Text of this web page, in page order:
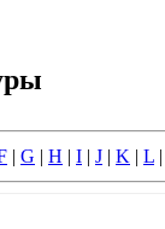
| G | H | I | J | K | L